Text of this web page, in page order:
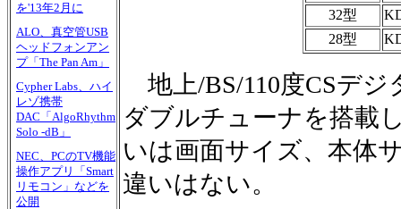
を'13年2月に
ALO、真空管USB
ヘッドフォンアン
プ「The Pan Am」
Cypher Labs、ハイ
レゾ携帯
DAC「AlgoRhythm
Solo -dB」
NEC、PCのTV機能
操作アプリ「Smart
リモコン」などを
公開
32型
28型
地上/BS/110度CSデ
ダブルチューナを搭載
いは画面サイズ、本体
違いはない。